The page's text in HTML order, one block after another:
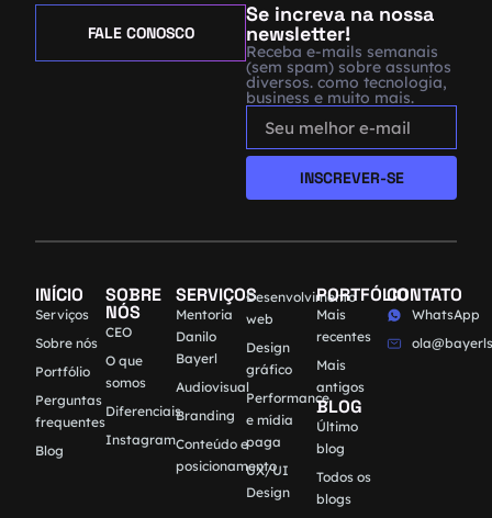
Se increva na nossa
newsletter!
Receba e-mails semanais
(sem spam) sobre assuntos
diversos. como tecnologia,
business e muito mais.
INSCREVER-SE
FALE CONOSCO
INÍCIO
Serviços
Sobre nós
Portfólio
Perguntas
frequentes
Blog
SOBRE
NÓS
CEO
O que
somos
Diferenciais
Instagram
SERVIÇOS
Mentoria
Danilo
Bayerl
Audiovisual
Branding
Conteúdo e
posicionamento
Desenvolvimento
web
Design
gráfico
Performance
e mídia
paga
UX/UI
Design
PORTFÓLIO
Mais
recentes
Mais
antigos
BLOG
Último
blog
Todos os
blogs
CONTATO
WhatsApp